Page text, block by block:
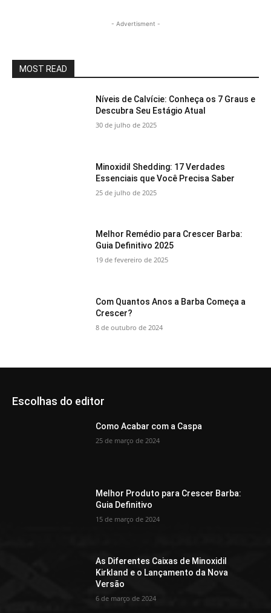
- Advertisment -
MOST READ
Níveis de Calvície: Conheça os 7 Graus e
Descubra Seu Estágio Atual
30 de julho de 2025
Minoxidil Shedding: 17 Verdades
Essenciais que Você Precisa Saber
25 de julho de 2025
Melhor Remédio para Crescer Barba:
Guia Definitivo 2025
19 de fevereiro de 2025
Com Quantos Anos a Barba Começa a
Crescer?
8 de outubro de 2024
Escolhas do editor
Como Acabar com a Caspa
25 de março de 2024
Melhor Produto para Crescer Barba:
Guia Definitivo
15 de março de 2024
As Diferentes Caixas de Minoxidil
Kirkland e o Lançamento da Nova
Versão
6 de março de 2024